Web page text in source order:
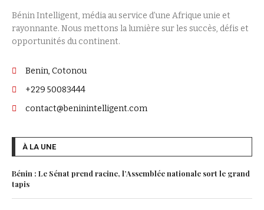
Bénin Intelligent, média au service d’une Afrique unie et
rayonnante. Nous mettons la lumière sur les succès, défis et
opportunités du continent.
Benin, Cotonou
+229 50083444
contact@beninintelligent.com
À LA UNE
Bénin : Le Sénat prend racine, l’Assemblée nationale sort le grand
tapis